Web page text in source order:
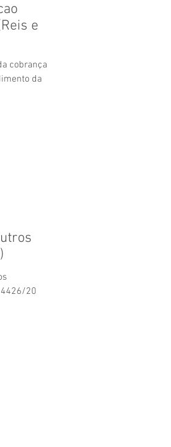
e
cobrança
da
4426/20